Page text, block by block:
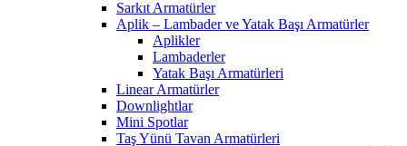
Sarkıt Armatürler
Aplik – Lambader ve Yatak Başı Armatürler
Aplikler
Lambaderler
Yatak Başı Armatürleri
Linear Armatürler
Downlightlar
Mini Spotlar
Taş Yünü Tavan Armatürleri